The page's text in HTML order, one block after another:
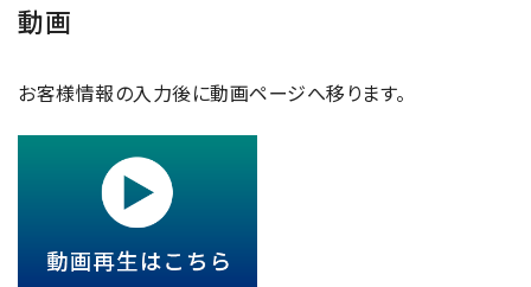
動画
お客様情報の入力後に動画ページへ移ります。